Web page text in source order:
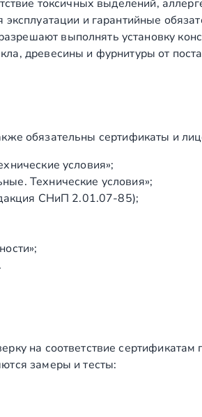
токсичных выделений,
и гарантийные
выполнять установку
древесины и фурнитуры от
обязательны сертификаты и
условия»;
Технические условия»;
СНиП 2.01.07‑85);
на соответствие сертификатам
замеры и тесты: